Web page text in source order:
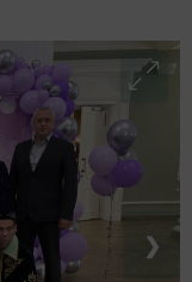
❯